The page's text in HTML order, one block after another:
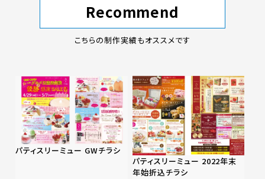
Recommend
こちらの制作実績もオススメです
パティスリーミュー GWチラシ
パティスリーミュー 2022年末
年始折込チラシ